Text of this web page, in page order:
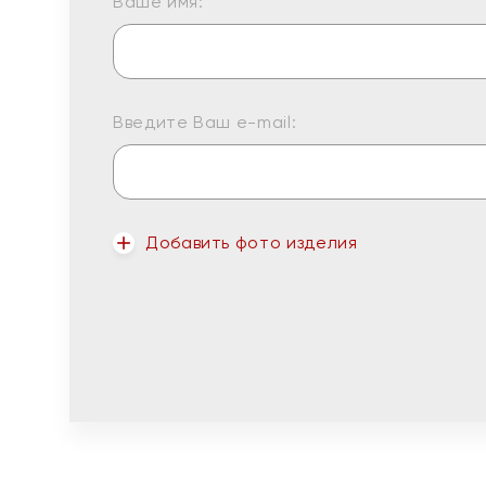
Введите Ваш e-mail:
Добавить фото изделия